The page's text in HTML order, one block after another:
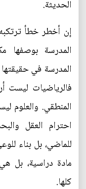
الحديثة.
إن أخطر خطأ
المدرسة بوصفها
المدرسة في
فالرياضيات ليست
المنطقي. والعلوم
احترام العقل
للماضي، بل بناء
مادة دراسية، بل
كلها.